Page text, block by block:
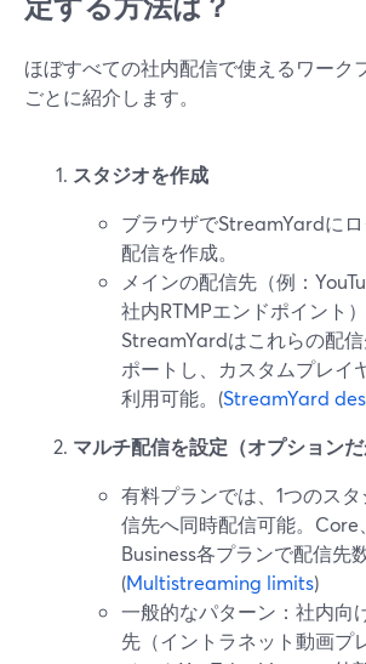
ほぼすべての社内配信で使えるワーク
ごとに紹介します。
スタジオを作成
ブラウザでStreamYardに
配信を作成。
メインの配信先（例：
社内RTMPエンドポイント）
StreamYardはこれらの配
ポートし、カスタムプレイ
利用可能。(StreamYard
マルチ配信を設定（オプションだ
有料プランでは、1つのス
信先へ同時配信可能。Core
Business各プランで配信先
(Multistreaming limits)
一般的なパターン：社内向
先（イントラネット動画プ